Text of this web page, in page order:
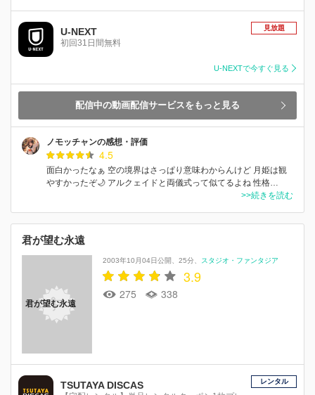
U-NEXT
初回31日間無料
見放題
U-NEXTで今すぐ見る
配信中の動画配信サービスをもっと見る
ノモッチャンの感想・評価
4.5
面白かったなぁ 空の境界はさっぱり意味わからんけど 月姫は観
やすかったぞ🌙 アルクェイドと両儀式って似てるよね 性格…
>>続きを読む
君が望む永遠
君が望む永遠
2003年10月04日公開 25分 スタジオ・ファンタジア
3.9
275 338
TSUTAYA DISCAS レンタル